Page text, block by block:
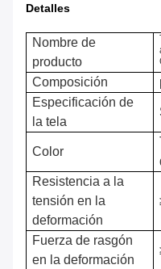
Detalles
Nombre de
producto
Composición
Especificación de
la tela
Color
Resistencia a la
tensión en la
deformación
Fuerza de rasgón
en la deformación